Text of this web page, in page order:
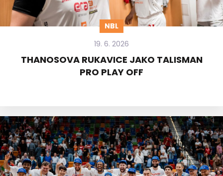
NBL
19. 6. 2026
THANOSOVA RUKAVICE JAKO TALISMAN
PRO PLAY OFF